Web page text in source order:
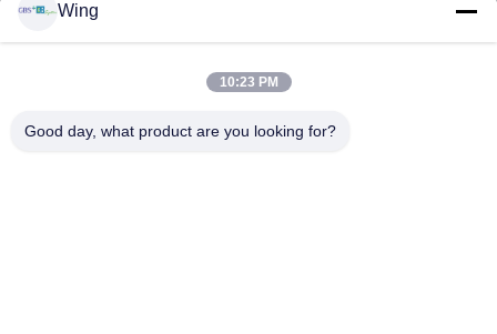
Trình Diễn VR
Chuyến Tham Quan Nhà Máy
Wing
10:23 PM
Good day, what product are you looking for?